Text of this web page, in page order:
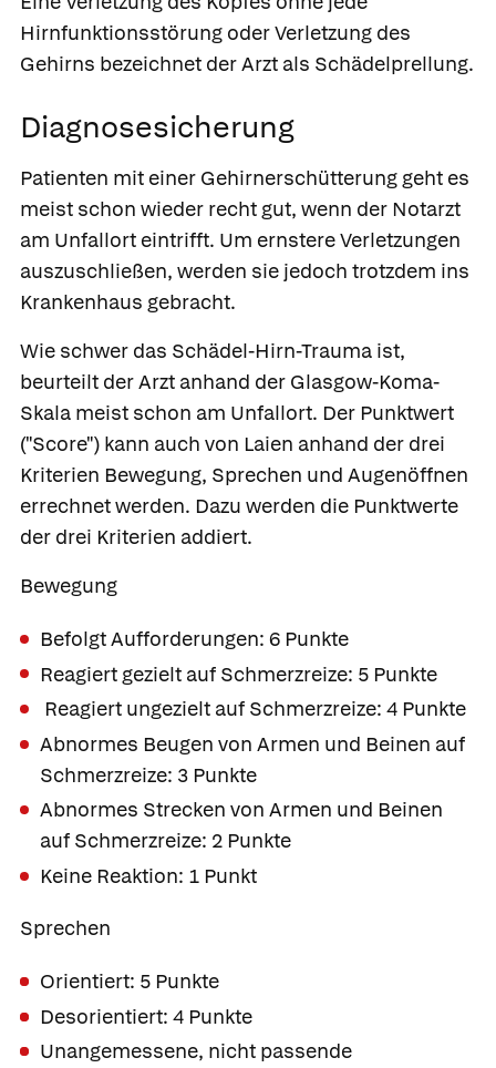
Hirnfunktionsstörung oder Verletzung des
Gehirns bezeichnet der Arzt als Schädelprellung.
Diagnosesicherung
Patienten mit einer Gehirnerschütterung geht es
meist schon wieder recht gut, wenn der Notarzt
am Unfallort eintrifft. Um ernstere Verletzungen
auszuschließen, werden sie jedoch trotzdem ins
Krankenhaus gebracht.
Wie schwer das Schädel-Hirn-Trauma ist,
beurteilt der Arzt anhand der Glasgow-Koma-
Skala meist schon am Unfallort. Der Punktwert
("Score") kann auch von Laien anhand der drei
Kriterien Bewegung, Sprechen und Augenöffnen
errechnet werden. Dazu werden die Punktwerte
der drei Kriterien addiert.
Bewegung
Befolgt Aufforderungen: 6 Punkte
Reagiert gezielt auf Schmerzreize: 5 Punkte
Reagiert ungezielt auf Schmerzreize: 4 Punkte
Abnormes Beugen von Armen und Beinen auf
Schmerzreize: 3 Punkte
Abnormes Strecken von Armen und Beinen
auf Schmerzreize: 2 Punkte
Keine Reaktion: 1 Punkt
Sprechen
Orientiert: 5 Punkte
Desorientiert: 4 Punkte
Unangemessene, nicht passende